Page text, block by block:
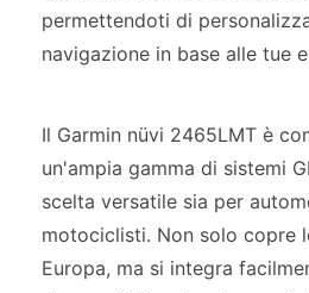
permettendoti di
navigazione in base alle tue
Il Garmin nüvi 2465LMT è
un'ampia gamma di sistemi
scelta versatile sia per
motociclisti. Non solo copre
Europa, ma si integra